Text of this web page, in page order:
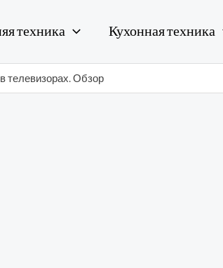
техника Кухонная техника
телевизорах. Обзор